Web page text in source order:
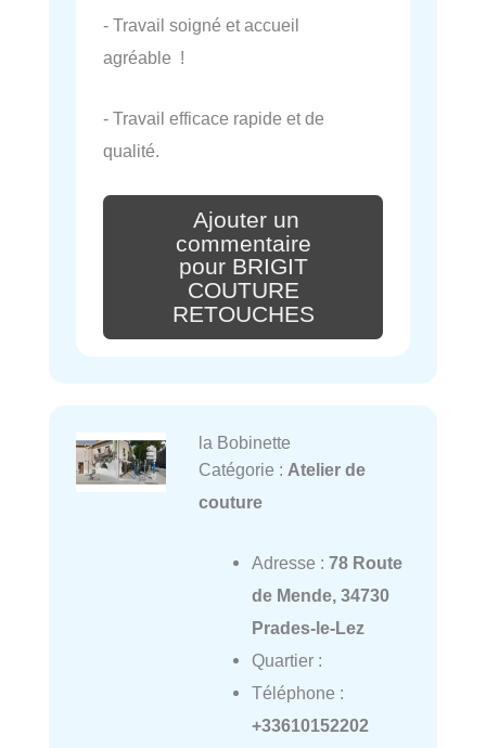
- Travail soigné et accueil
agréable !
- Travail efficace rapide et de
qualité.
Ajouter un
commentaire
pour BRIGIT
COUTURE
RETOUCHES
la Bobinette
Catégorie : Atelier de
couture
Adresse : 78 Route
de Mende, 34730
Prades-le-Lez
Quartier :
Téléphone :
+33610152202